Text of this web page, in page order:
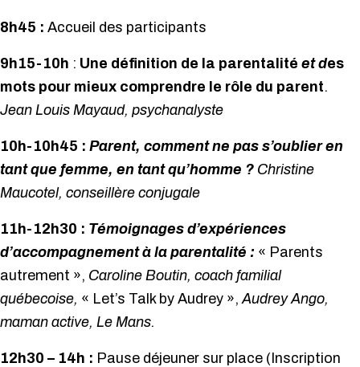
8h45 : Accueil des participants
9h15-10h : Une définition de la parentalité et des
mots pour mieux comprendre le rôle du parent.
Jean Louis Mayaud, psychanalyste
10h-10h45 : Parent, comment ne pas s’oublier en
tant que femme, en tant qu’homme ? Christine
Maucotel, conseillère conjugale
11h-12h30 : Témoignages d’expériences
d’accompagnement à la parentalité : « Parents
autrement », Caroline Boutin, coach familial
québecoise, « Let’s Talk by Audrey », Audrey Ango,
maman active, Le Mans.
12h30 – 14h : Pause déjeuner sur place (Inscription